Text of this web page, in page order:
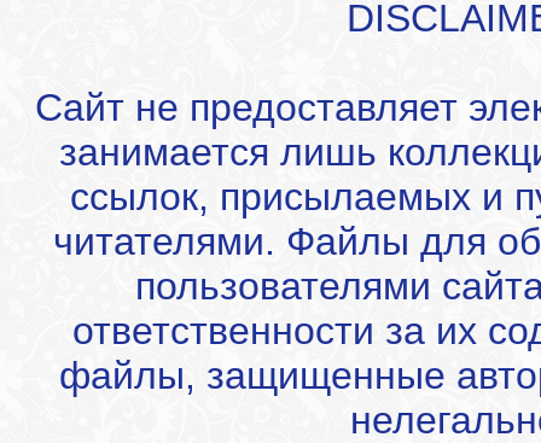
Сайт не предоставляет
занимается лишь
ссылок, присылаемых и
читателями. Файлы для
пользователями
ответственности за их
файлы, защищенные